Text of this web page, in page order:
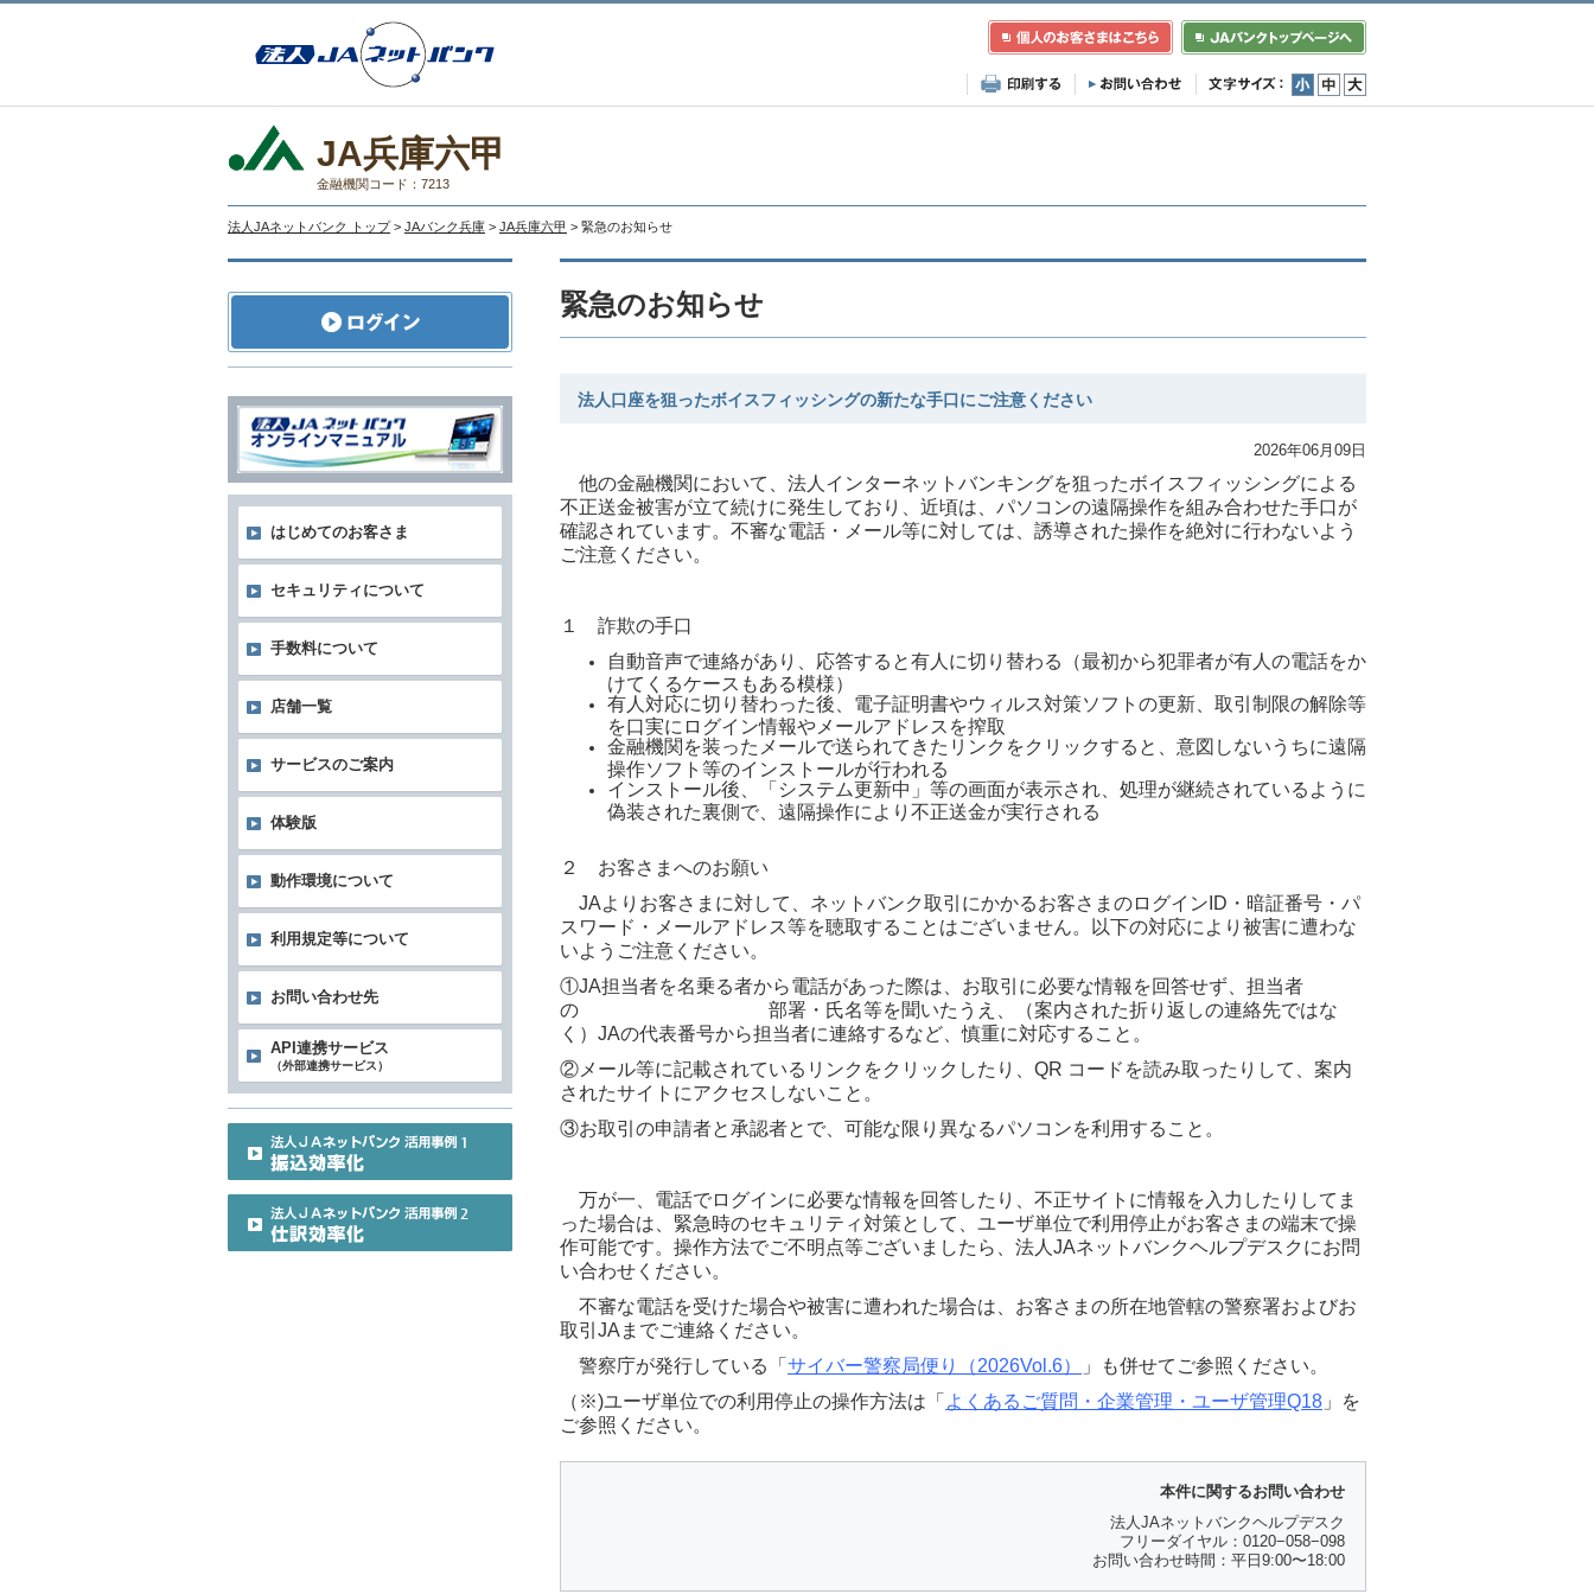
小 中 大
JA兵庫六甲
金融機関コード：7213
法人JAネットバンク トップ > JAバンク兵庫 > JA兵庫六甲 > 緊急のお知らせ
緊急のお知らせ
法人口座を狙ったボイスフィッシングの新たな手口にご注意ください
2026年06月09日
他の金融機関において、法人インターネットバンキングを狙ったボイスフィッシングによる
不正送金被害が立て続けに発生しており、近頃は、パソコンの遠隔操作を組み合わせた手口が
確認されています。不審な電話・メール等に対しては、誘導された操作を絶対に行わないよう
ご注意ください。
１ 詐欺の手口
自動音声で連絡があり、応答すると有人に切り替わる（最初から犯罪者が有人の電話をか
けてくるケースもある模様）
有人対応に切り替わった後、電子証明書やウィルス対策ソフトの更新、取引制限の解除等
を口実にログイン情報やメールアドレスを搾取
金融機関を装ったメールで送られてきたリンクをクリックすると、意図しないうちに遠隔
操作ソフト等のインストールが行われる
インストール後、「システム更新中」等の画面が表示され、処理が継続されているように
偽装された裏側で、遠隔操作により不正送金が実行される
２ お客さまへのお願い
JAよりお客さまに対して、ネットバンク取引にかかるお客さまのログインID・暗証番号・パ
スワード・メールアドレス等を聴取することはございません。以下の対応により被害に遭わな
いようご注意ください。
①JA担当者を名乗る者から電話があった際は、お取引に必要な情報を回答せず、担当者
の 部署・氏名等を聞いたうえ、（案内された折り返しの連絡先ではな
く）JAの代表番号から担当者に連絡するなど、慎重に対応すること。
②メール等に記載されているリンクをクリックしたり、QR コードを読み取ったりして、案内
されたサイトにアクセスしないこと。
③お取引の申請者と承認者とで、可能な限り異なるパソコンを利用すること。
万が一、電話でログインに必要な情報を回答したり、不正サイトに情報を入力したりしてま
った場合は、緊急時のセキュリティ対策として、ユーザ単位で利用停止がお客さまの端末で操
作可能です。操作方法でご不明点等ございましたら、法人JAネットバンクヘルプデスクにお問
い合わせください。
不審な電話を受けた場合や被害に遭われた場合は、お客さまの所在地管轄の警察署およびお
取引JAまでご連絡ください。
警察庁が発行している「 サイバー警察局便り（2026Vol.6）
」も併せてご参照ください。
（※)ユーザ単位での利用停止の操作方法は「 よくあるご質問・企業管理・ユーザ管理Q18 」を
ご参照ください。
本件に関するお問い合わせ
法人JAネットバンクヘルプデスク
フリーダイヤル：0120−058−098
お問い合わせ時間：平日9:00〜18:00
はじめてのお客さま
セキュリティについて
手数料について
店舗一覧
サービスのご案内
体験版
動作環境について
利用規定等について
お問い合わせ先
API連携サービス
（外部連携サービス）